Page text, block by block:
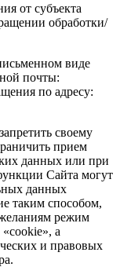
от субъекта
обработки/
виде
почты:
по адресу:
своему
прием
данных или при
Сайта могут
данных
таким способом,
режим
а
и правовых